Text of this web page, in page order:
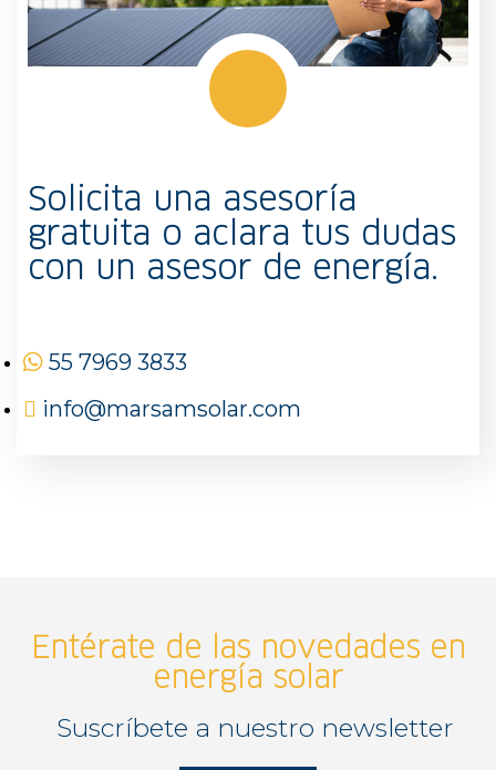
Solicita una asesoría
gratuita o aclara tus dudas
con un asesor de energía.
55 7969 3833
info@marsamsolar.com
Entérate de las novedades en
energía solar
Suscríbete a nuestro newsletter